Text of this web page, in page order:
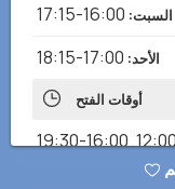
السبت:
16:00-17:15
الأحد:
17:00-18:15
أوقات الفتح
,
16:00-19:30
العبادة الإيكونية